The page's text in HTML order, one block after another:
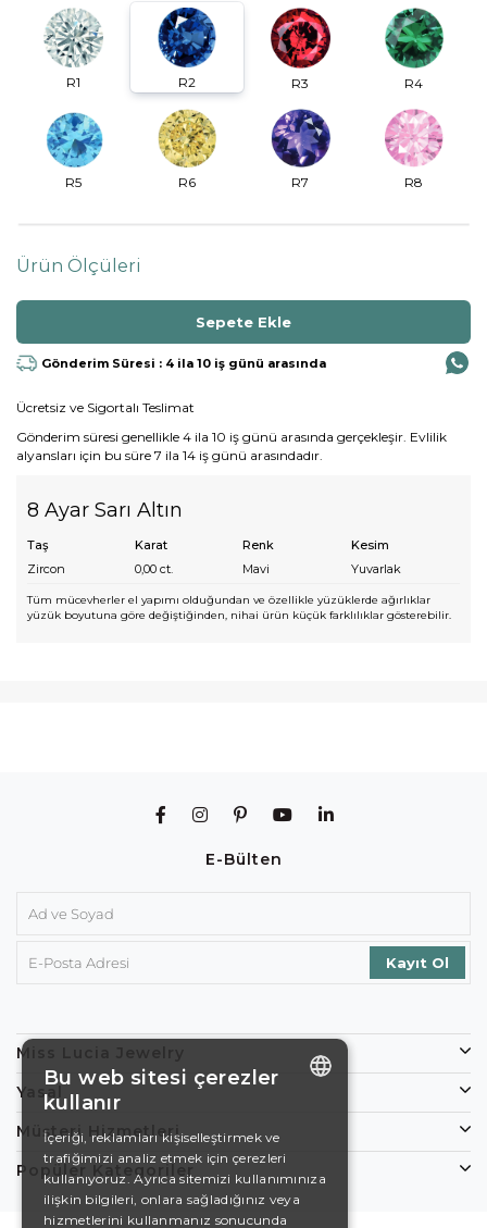
R1 R2 R3 R4
R5 R6 R7 R8
Ürün Ölçüleri
Gönderim Süresi : 4 ila 10 iş günü arasında
Ücretsiz ve Sigortalı Teslimat
Gönderim süresi genellikle 4 ila 10 iş günü arasında gerçekleşir. Evlilik
alyansları için bu süre 7 ila 14 iş günü arasındadır.
8 Ayar Sarı Altın
Taş Karat Renk
Kesim
Zircon
0,00 ct. Mavi Yuvarlak
Tüm mücevherler el yapımı olduğundan ve özellikle yüzüklerde ağırlıklar
yüzük boyutuna göre değiştiğinden, nihai ürün küçük farklılıklar gösterebilir.
E-Bülten
Miss Lucia Jewelry
Yasal
Müşteri Hizmetleri
Popüler Kategoriler
DE
EN
Bu web sitesi çerezler
kullanır
İçeriği, reklamları kişiselleştirmek ve
trafiğimizi analiz etmek için çerezleri
kullanıyoruz. Ayrıca sitemizi kullanımınıza
ilişkin bilgileri, onlara sağladığınız veya
hizmetlerini kullanmanız sonucunda